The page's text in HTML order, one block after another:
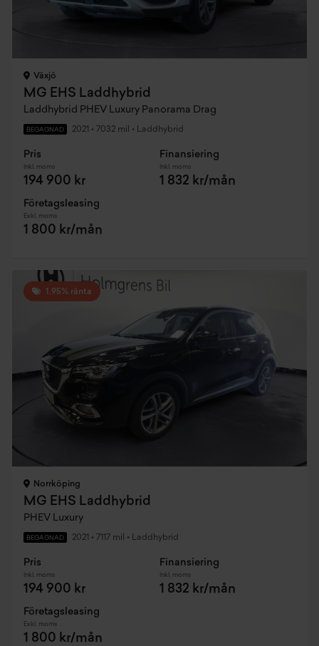
Växjö
MG EHS Laddhybrid
Laddhybrid PHEV Luxury Panorama Drag
BEGAGNAD 2021 • 7032 mil • Laddhybrid
Pris
Inkl. moms
194 900 kr
Finansiering
Inkl. moms
1 832 kr/mån
Företagsleasing
Exkl. moms
1 800 kr/mån
1,95% ränta
Norrköping
MG EHS Laddhybrid
PHEV Luxury
BEGAGNAD 2021 • 7117 mil • Laddhybrid
Pris
Inkl. moms
194 900 kr
Finansiering
Inkl. moms
1 832 kr/mån
Företagsleasing
Exkl. moms
1 800 kr/mån